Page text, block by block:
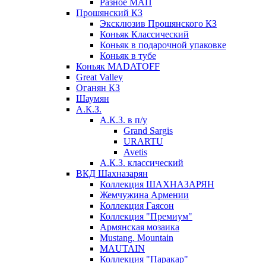
Разное МАП
Прошянский КЗ
Эксклюзив Прошянского КЗ
Коньяк Классический
Коньяк в подарочной упаковке
Коньяк в тубе
Коньяк MADATOFF
Great Valley
Оганян КЗ
Шаумян
А.К.З.
А.К.З. в п/у
Grand Sargis
URARTU
Avetis
А.К.З. классический
ВКД Шахназарян
Коллекция ШАХНАЗАРЯН
Жемчужина Армении
Коллекция Гаясон
Коллекция "Премиум"
Армянская мозаика
Mustang. Mountain
MAUTAIN
Коллекция "Паракар"